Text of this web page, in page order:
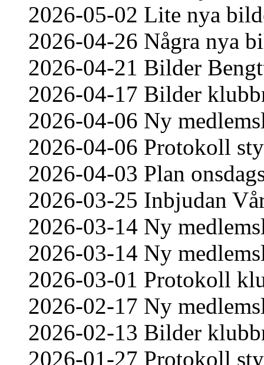
2026-05-02 Lite nya
2026-04-26 Några nya
2026-04-21 Bilder
2026-04-17 Bilder
2026-04-06 Ny
2026-04-06 Protokoll
2026-04-03 Plan
2026-03-25 Inbjudan
2026-03-14 Ny
2026-03-14 Ny
2026-03-01 Protokoll
2026-02-17 Ny
2026-02-13 Bilder
2026-01-27 Protokoll